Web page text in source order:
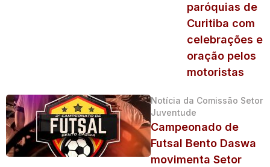
paróquias de
Curitiba com
celebrações e
oração pelos
motoristas
Notícia da Comissão Setor
Juventude
Campeonado de
Futsal Bento Daswa
movimenta Setor